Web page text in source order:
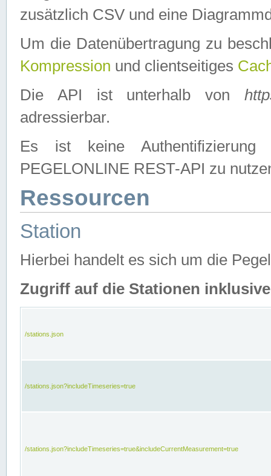
zusätzlich CSV und eine
Um die Datenübertragung zu
Kompression und clientseitiges
Die API ist unterhalb von
adressierbar.
Es ist keine
PEGELONLINE REST-API zu
Ressourcen
Station
Hierbei handelt es sich um die
Zugriff auf die Stationen
/stations.json
/stations.json?includeTimeseries=true
/stations.json?includeTimeseries=true&includeCurrentMeasurement=true